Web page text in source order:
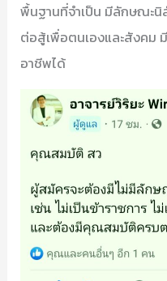
พื้นฐานที่จำเป็น มีลักษณะนิ
ต่อสู้เพื่อตนเองและสังคม
อาชีพได้